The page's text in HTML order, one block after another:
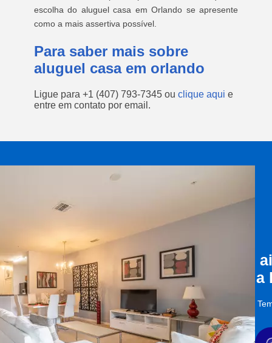
escolha do aluguel casa em Orlando se apresente
como a mais assertiva possível.
Para saber mais sobre
aluguel casa em orlando
Ligue para +1 (407) 793-7345 ou clique aqui e
entre em contato por email.
a